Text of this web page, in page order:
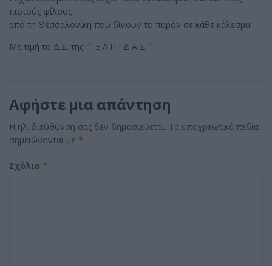
πιστούς φίλους
από τη Θεσσαλονίκη που δίνουν το παρόν σε κάθε κάλεσμα.
Με τιμή το Δ.Σ. της ´´ Ε Λ Π Ι Δ Α Σ ´´
Αφήστε μια απάντηση
Η ηλ. διεύθυνση σας δεν δημοσιεύεται. Τα υποχρεωτικά πεδία
σημειώνονται με *
Σχόλιο *